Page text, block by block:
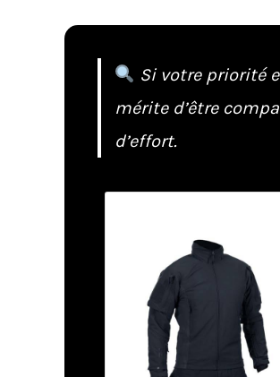
Si votre priorité
mérite d’être
d’effort.